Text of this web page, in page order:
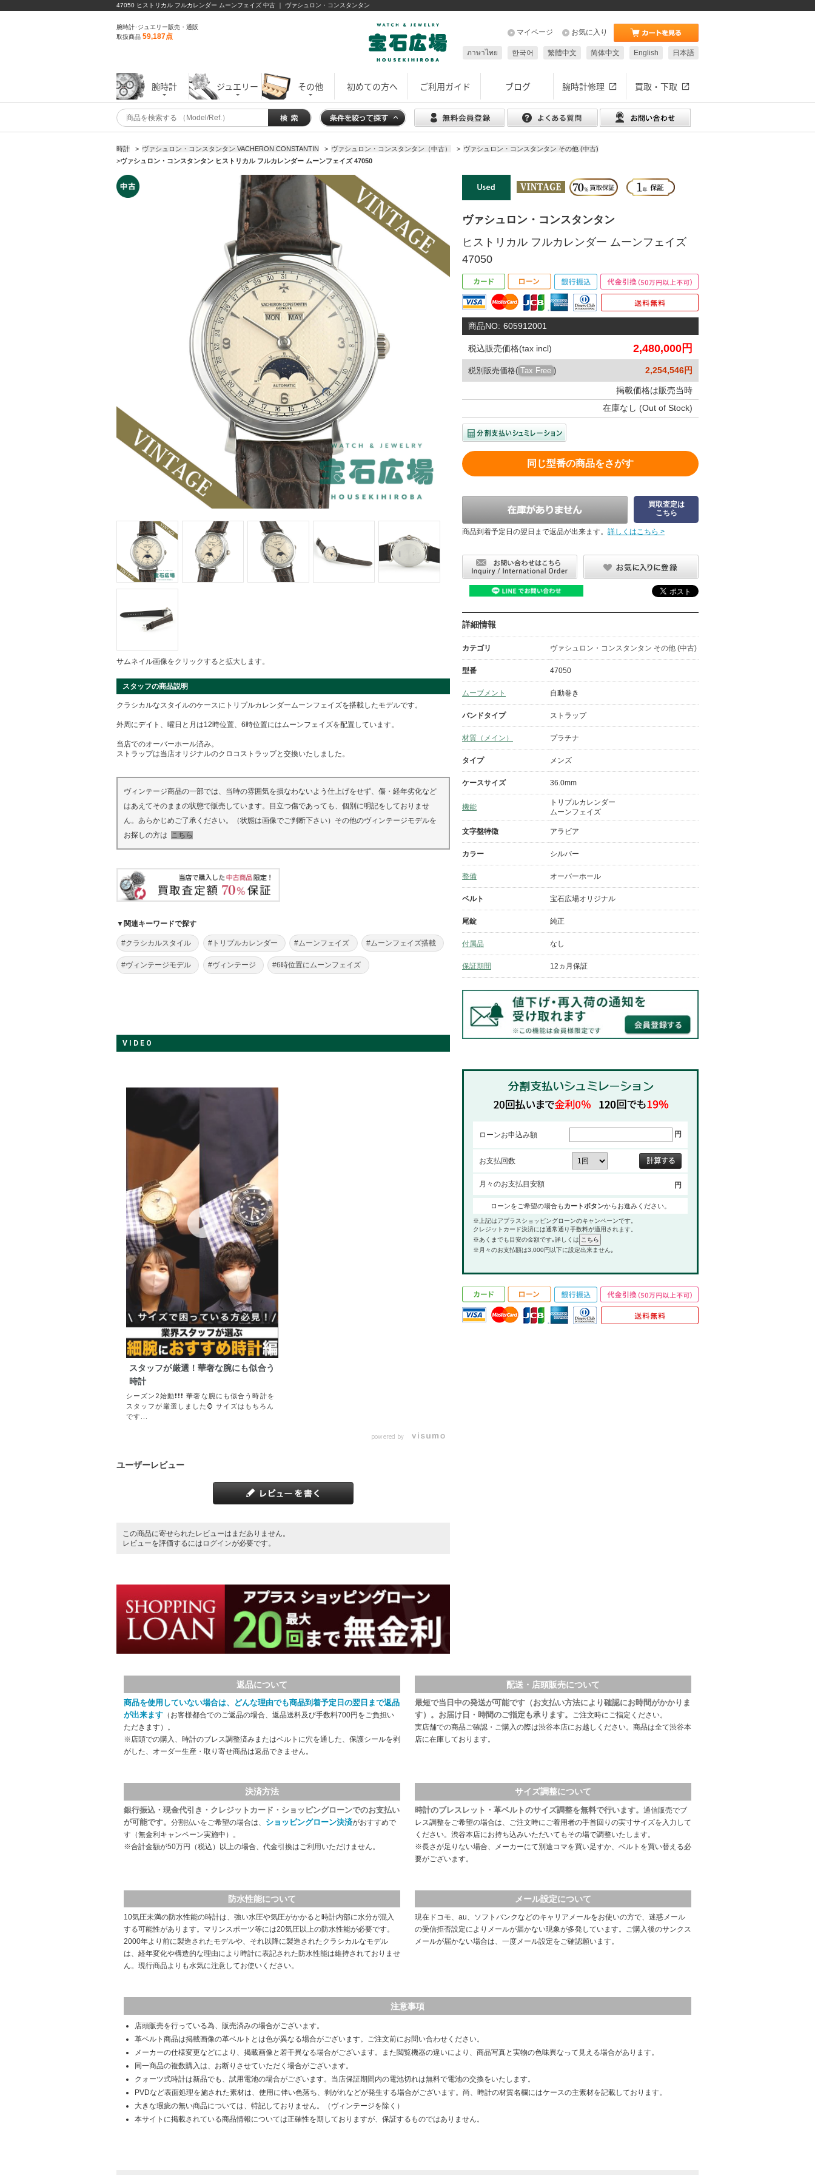
47050 ヒストリカル フルカレンダー ムーンフェイズ 中古 ｜ ヴァシュロン・コンスタンタン
腕時計･ジュエリー販売・通販
取扱商品 59,187点 お気に入り
マイページ
日本語
English
简体中文
繁體中文
한국어
ภาษาไทย
腕時計 ジュエリー その他 初めての方へ ご利用ガイド ブログ 腕時計修理 買取・下取
時計 > ヴァシュロン・コンスタンタン VACHERON CONSTANTIN > ヴァシュロン・コンスタンタン（中古） > ヴァシュロン・コンスタンタン その他 (中古)
>ヴァシュロン・コンスタンタン ヒストリカル フルカレンダー ムーンフェイズ 47050
サムネイル画像をクリックすると拡大します。
スタッフの商品説明
クラシカルなスタイルのケースにトリプルカレンダームーンフェイズを搭載したモデルです。
外周にデイト、曜日と月は12時位置、6時位置にはムーンフェイズを配置しています。
当店でのオーバーホール済み。
ストラップは当店オリジナルのクロコストラップと交換いたしました。
ヴィンテージ商品の一部では、当時の雰囲気を損なわないよう仕上げをせず、傷・経年劣化など
はあえてそのままの状態で販売しています。目立つ傷であっても、個別に明記をしておりませ
ん。あらかじめご了承ください。（状態は画像でご判断下さい）その他のヴィンテージモデルを
お探しの方は こちら
▼関連キーワードで探す
#クラシカルスタイル #トリプルカレンダー #ムーンフェイズ #ムーンフェイズ搭載
#ヴィンテージモデル #ヴィンテージ #6時位置にムーンフェイズ
VIDEO
スタッフが厳選！華奢な腕にも似合う
時計
シーズン2始動❗️❗️❗️ 華奢な腕にも似合う時計を
スタッフが厳選しました⌚️ サイズはもちろん
です...
powered by
ユーザーレビュー
この商品に寄せられたレビューはまだありません。
レビューを評価するには ログインが必要です。
ヴァシュロン・コンスタンタン
ヒストリカル フルカレンダー ムーンフェイズ
47050
商品NO: 605912001
税込販売価格(tax incl) 2,480,000円
税別販売価格( Tax Free ) 2,254,546円
掲載価格は販売当時
在庫なし (Out of Stock)
同じ型番の商品をさがす
買取査定は
こちら
商品到着予定日の翌日まで返品が出来ます。 詳しくはこちら >
詳細情報
カテゴリ ヴァシュロン・コンスタンタン その他 (中古)
型番 47050
ムーブメント 自動巻き
バンドタイプ ストラップ
材質（メイン） プラチナ
タイプ メンズ
ケースサイズ 36.0mm
機能
トリプルカレンダー
ムーンフェイズ
文字盤特徴 アラビア
カラー シルバー
整備 オーバーホール
ベルト 宝石広場オリジナル
尾錠 純正
付属品 なし
保証期間 12ヵ月保証
ローンお申込み額 円
お支払回数
月々のお支払目安額 円
ローンをご希望の場合もカートボタンからお進みください。
※上記はアプラスショッピングローンのキャンペーンです。
クレジットカード決済には通常通り手数料が適用されます。
※あくまでも目安の金額です｡詳しくは
※月々のお支払額は3,000円以下に設定出来ません｡
返品について
商品を使用していない場合は、どんな理由でも商品到着予定日の翌日まで返品
が出来ます （お客様都合でのご返品の場合、返品送料及び手数料700円をご負担い
ただきます）。
※店頭での購入、時計のブレス調整済みまたはベルトに穴を通した、保護シールを剥
がした、オーダー生産・取り寄せ商品は返品できません。
配送・店頭販売について
最短で当日中の発送が可能です（お支払い方法により確認にお時間がかかりま
す）。お届け日・時間のご指定も承ります。
ご注文時にご指定ください。
実店舗での商品ご確認・ご購入の際は渋谷本店にお越しください。商品は全て渋谷本
店に在庫しております。
決済方法
銀行振込・現金代引き・クレジットカード・ショッピングローンでのお支払い
が可能です。 分割払いをご希望の場合は、 ショッピングローン決済がおすすめで
す（無金利キャンペーン実施中）。
※合計金額が50万円（税込）以上の場合、代金引換はご利用いただけません。
サイズ調整について
時計のブレスレット・革ベルトのサイズ調整を無料で行います。 通信販売でブ
レス調整をご希望の場合は、ご注文時にご着用者の手首回りの実寸サイズを入力して
ください。渋谷本店にお持ち込みいただいてもその場で調整いたします。
※長さが足りない場合、メーカーにて別途コマを買い足すか、ベルトを買い替える必
要がございます。
防水性能について
10気圧未満の防水性能の時計は、強い水圧や気圧がかかると時計内部に水分が混入
する可能性があります。マリンスポーツ等には20気圧以上の防水性能が必要です。
2000年より前に製造されたモデルや、それ以降に製造されたクラシカルなモデル
は、経年変化や構造的な理由により時計に表記された防水性能は維持されておりませ
ん。現行商品よりも水気に注意してお使いください。
メール設定について
現在ドコモ、au、ソフトバンクなどのキャリアメールをお使いの方で、迷惑メール
の受信拒否設定によりメールが届かない現象が多発しています。ご購入後のサンクス
メールが届かない場合は、一度メール設定をご確認願います。
注意事項
店頭販売を行っている為、販売済みの場合がございます。
革ベルト商品は掲載画像の革ベルトとは色が異なる場合がございます。ご注文前にお問い合わせください。
メーカーの仕様変更などにより、掲載画像と若干異なる場合がございます。また閲覧機器の違いにより、商品写真と実物の色味異なって見える場合があります。
同一商品の複数購入は、お断りさせていただく場合がございます。
クォーツ式時計は新品でも、試用電池の場合がございます。当店保証期間内の電池切れは無料で電池の交換をいたします。
PVDなど表面処理を施された素材は、使用に伴い色落ち、剥がれなどが発生する場合がございます。尚、時計の材質名欄にはケースの主素材を記載しております。
大きな瑕疵の無い商品については、特記しておりません。（ヴィンテージを除く）
本サイトに掲載されている商品情報については正確性を期しておりますが、保証するものではありません。